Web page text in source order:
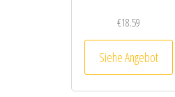
€18.59
Siehe Angebot